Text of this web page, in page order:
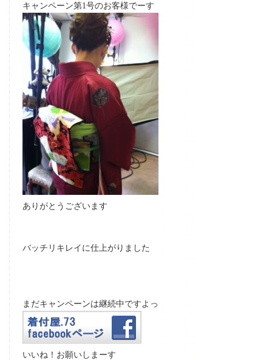
キャンペーン第1号のお客様でーす
ありがとうございます
バッチリ キレイに仕上がりました
まだキャンペーンは継続中ですよっ
いいね！お願いしまーす